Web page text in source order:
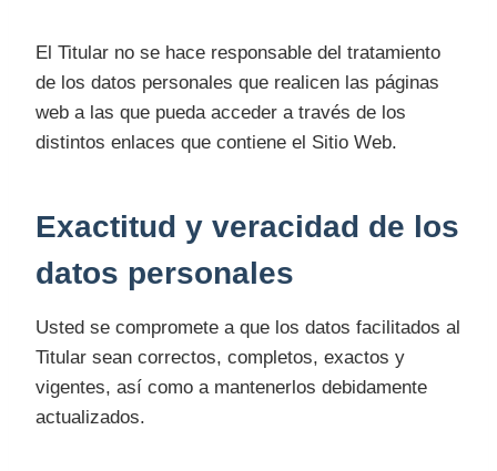
El Titular no se hace responsable del tratamiento
de los datos personales que realicen las páginas
web a las que pueda acceder a través de los
distintos enlaces que contiene el Sitio Web.
Exactitud y veracidad de los
datos personales
Usted se compromete a que los datos facilitados al
Titular sean correctos, completos, exactos y
vigentes, así como a mantenerlos debidamente
actualizados.